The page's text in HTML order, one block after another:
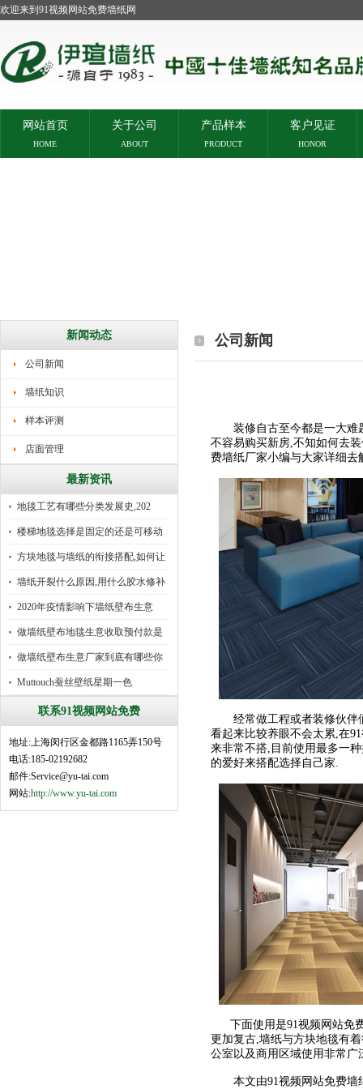
欢迎来到91视频网站免费墙纸网
网站首页
HOME
关于公司
ABOUT
产品样本
PRODUCT
客户见证
HONOR
新闻动态
公司新闻
墙纸知识
样本评测
店面管理
最新资讯
地毯工艺有哪些分类发展史,202
楼梯地毯选择是固定的还是可移动
好
方块地毯与墙纸的衔接搭配,如何让
墙纸开裂什么原因,用什么胶水修补
2020年疫情影响下墙纸壁布生意
做墙纸壁布地毯生意收取预付款是
行
做墙纸壁布生意厂家到底有哪些你
所
Muttouch蚕丝壁纸星期一色
联系91视频网站免费
地址:上海闵行区金都路1165弄150号
电话:185-02192682
邮件:Service@yu-tai.com
网站:http://www.yu-tai.com
公司新闻
装修自古至今都是一大难题
不容易购买新房,不知如何去
费墙纸厂家小编与大家详细
经常做工程或者装修伙伴们
看起来比较养眼不会太累,在
来非常不搭,目前使用最多一
的爱好来搭配选择自己家.
下面使用是91视频网站免费
更加复古,墙纸与方块地毯有
公室以及商用区域使用非常
本文由91视频网站免费墙